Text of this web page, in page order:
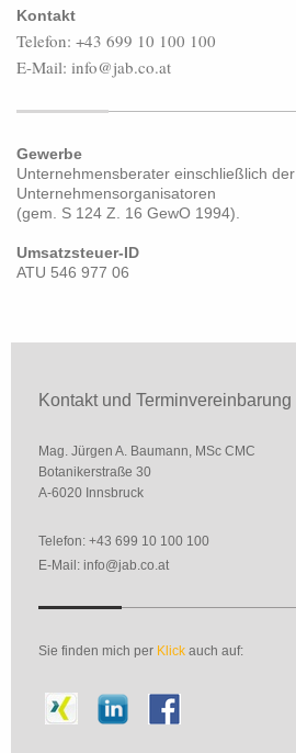
Kontakt
Telefon: +43 699 10 100 100
E-Mail: info@jab.co.at
Gewerbe
Unternehmensberater einschließlich der
Unternehmensorganisatoren
(gem. S 124 Z. 16 GewO 1994).
Umsatzsteuer-ID
ATU 546 977 06
Kontakt und Terminvereinbarung
Mag. Jürgen A. Baumann, MSc CMC
Botanikerstraße 30
A-6020 Innsbruck
Telefon: +43 699 10 100 100
E-Mail: info@jab.co.at
Sie finden mich per Klick auch auf: